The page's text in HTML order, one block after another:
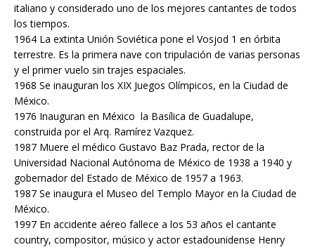
italiano y considerado uno de los mejores cantantes de todos
los tiempos.
1964 La extinta Unión Soviética pone el Vosjod 1 en órbita
terrestre. Es la primera nave con tripulación de varias personas
y el primer vuelo sin trajes espaciales.
1968 Se inauguran los XIX Juegos Olímpicos, en la Ciudad de
México.
1976 Inauguran en México la Basílica de Guadalupe,
construida por el Arq. Ramírez Vazquez.
1987 Muere el médico Gustavo Baz Prada, rector de la
Universidad Nacional Autónoma de México de 1938 a 1940 y
gobernador del Estado de México de 1957 a 1963.
1987 Se inaugura el Museo del Templo Mayor en la Ciudad de
México.
1997 En accidente aéreo fallece a los 53 años el cantante
country, compositor, músico y actor estadounidense Henry